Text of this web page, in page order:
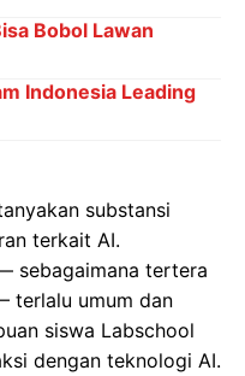
Bobol Lawan
Indonesia Leading
substansi
terkait AI.
sebagaimana tertera
terlalu umum dan
siswa Labschool
dengan teknologi AI.